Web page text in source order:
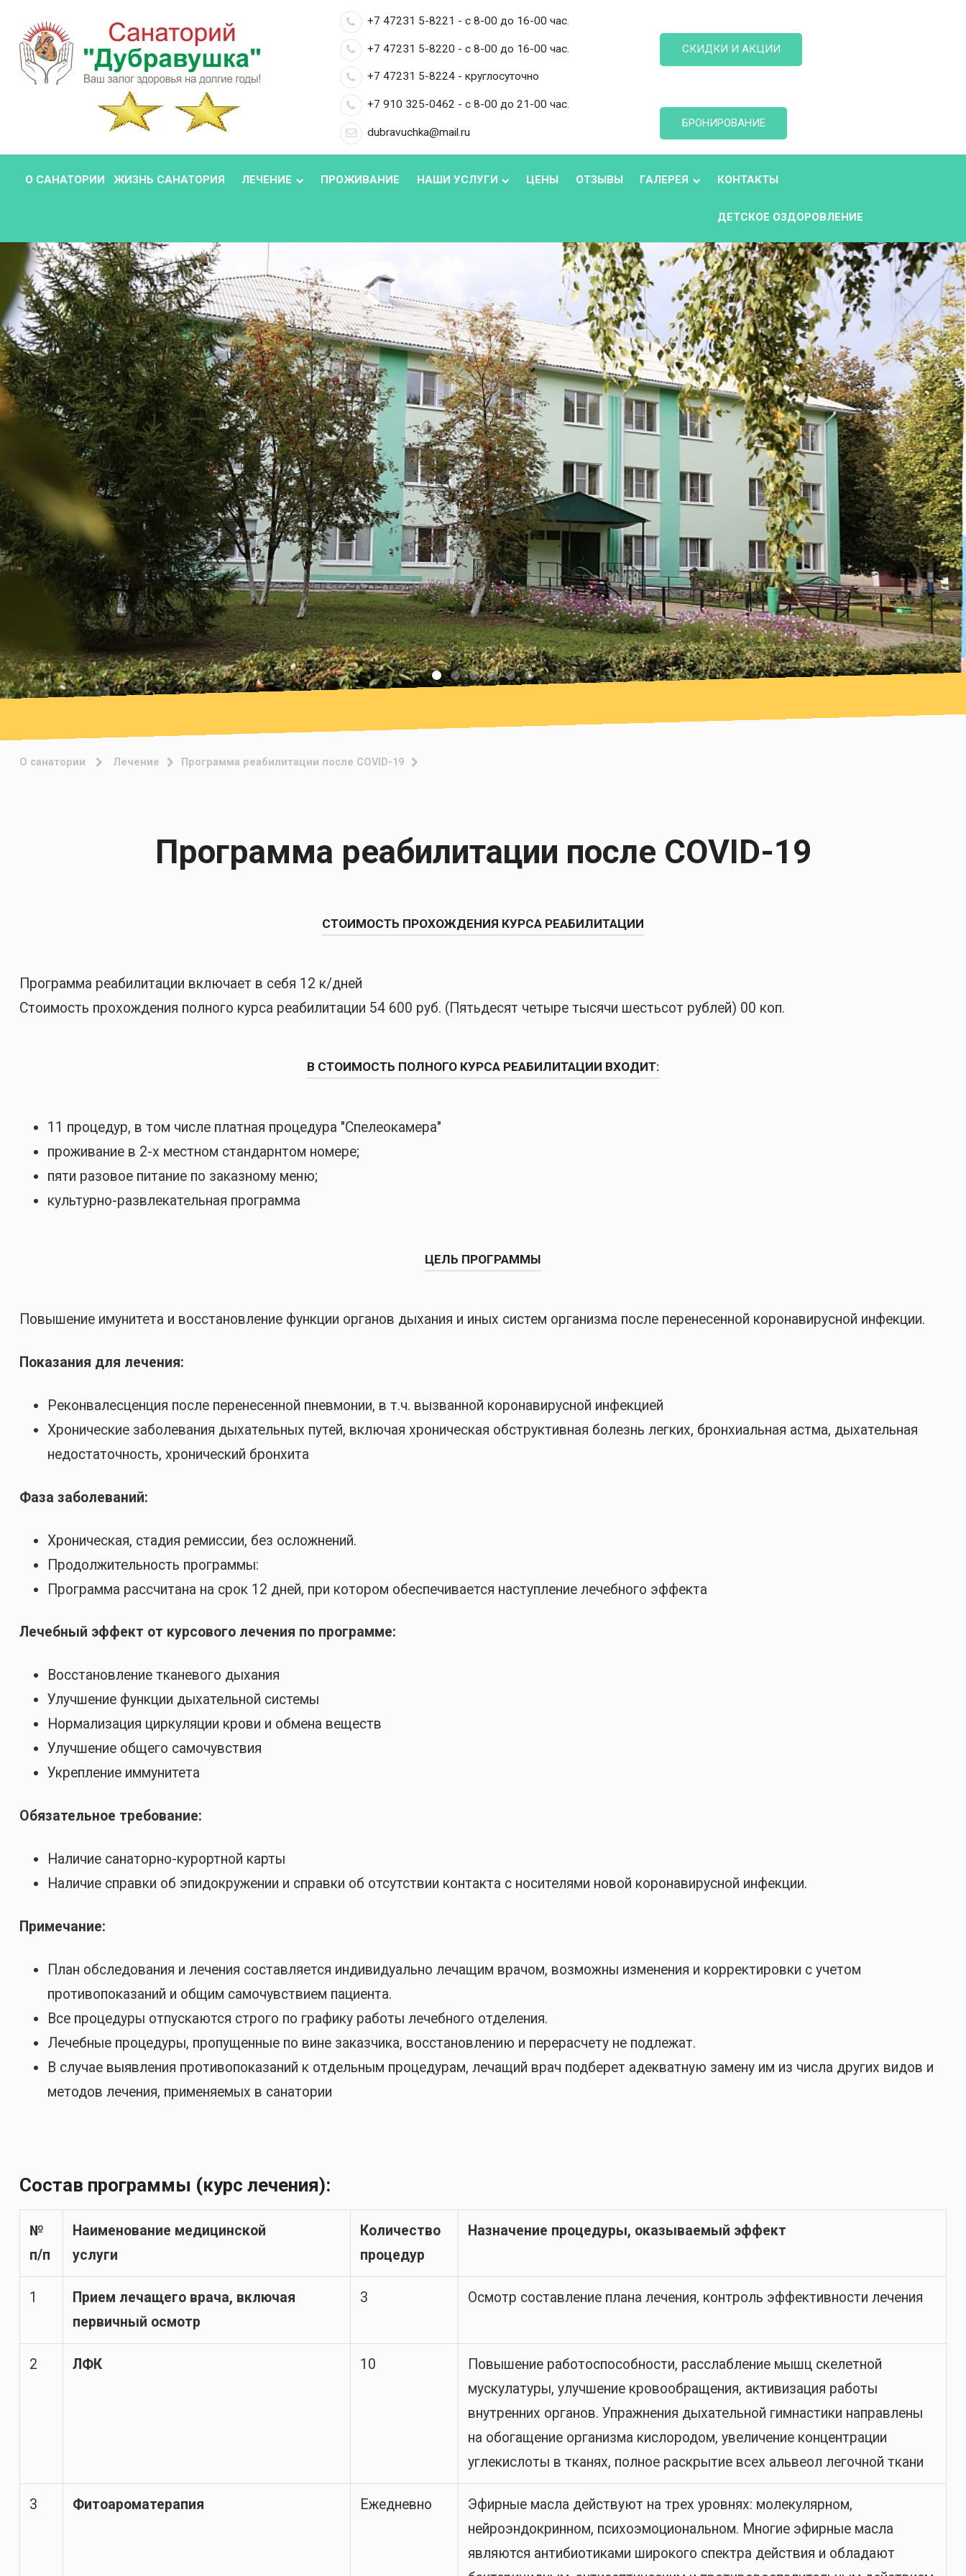
+7 47231 5-8221 - с 8-00 до 16-00 час.
+7 47231 5-8220 - с 8-00 до 16-00 час.
+7 47231 5-8224 - круглосуточно
+7 910 325-0462 - с 8-00 до 21-00 час.
dubravuchka@mail.ru
СКИДКИ И АКЦИИ
БРОНИРОВАНИЕ
О САНАТОРИИ ЖИЗНЬ САНАТОРИЯ ЛЕЧЕНИЕ ПРОЖИВАНИЕ НАШИ УСЛУГИ ЦЕНЫ ОТЗЫВЫ ГАЛЕРЕЯ КОНТАКТЫ
ДЕТСКОЕ ОЗДОРОВЛЕНИЕ
О санатории Лечение Программа реабилитации после COVID-19
Программа реабилитации после COVID-19
СТОИМОСТЬ ПРОХОЖДЕНИЯ КУРСА РЕАБИЛИТАЦИИ
Программа реабилитации включает в себя 12 к/дней
Стоимость прохождения полного курса реабилитации 54 600 руб. (Пятьдесят четыре тысячи шестьсот рублей) 00 коп.
В СТОИМОСТЬ ПОЛНОГО КУРСА РЕАБИЛИТАЦИИ ВХОДИТ:
11 процедур, в том числе платная процедура "Спелеокамера"
проживание в 2-х местном стандарнтом номере;
пяти разовое питание по заказному меню;
культурно-развлекательная программа
ЦЕЛЬ ПРОГРАММЫ
Повышение имунитета и восстановление функции органов дыхания и иных систем организма после перенесенной коронавирусной инфекции.
Показания для лечения:
Реконвалесценция после перенесенной пневмонии, в т.ч. вызванной коронавирусной инфекцией
Хронические заболевания дыхательных путей, включая хроническая обструктивная болезнь легких, бронхиальная астма, дыхательная
недостаточность, хронический бронхита
Фаза заболеваний:
Хроническая, стадия ремиссии, без осложнений.
Продолжительность программы:
Программа рассчитана на срок 12 дней, при котором обеспечивается наступление лечебного эффекта
Лечебный эффект от курсового лечения по программе:
Восстановление тканевого дыхания
Улучшение функции дыхательной системы
Нормализация циркуляции крови и обмена веществ
Улучшение общего самочувствия
Укрепление иммунитета
Обязательное требование:
Наличие санаторно-курортной карты
Наличие справки об эпидокружении и справки об отсутствии контакта с носителями новой коронавирусной инфекции.
Примечание:
План обследования и лечения составляется индивидуально лечащим врачом, возможны изменения и корректировки с учетом
противопоказаний и общим самочувствием пациента.
Все процедуры отпускаются строго по графику работы лечебного отделения.
Лечебные процедуры, пропущенные по вине заказчика, восстановлению и перерасчету не подлежат.
В случае выявления противопоказаний к отдельным процедурам, лечащий врач подберет адекватную замену им из числа других видов и
методов лечения, применяемых в санатории
Состав программы (курс лечения):
№
п/п
Наименование медицинской
услуги
Количество
процедур
Назначение процедуры, оказываемый эффект
1
Прием лечащего врача, включая
первичный осмотр
3 Осмотр составление плана лечения, контроль эффективности лечения
2 ЛФК 10
Повышение работоспособности, расслабление мышц скелетной
мускулатуры, улучшение кровообращения, активизация работы
внутренних органов. Упражнения дыхательной гимнастики направлены
на обогащение организма кислородом, увеличение концентрации
углекислоты в тканях, полное раскрытие всех альвеол легочной ткани
3 Фитоароматерапия Ежедневно
Эфирные масла действуют на трех уровнях: молекулярном,
нейроэндокринном, психоэмоциональном. Многие эфирные масла
являются антибиотиками широкого спектра действия и обладают